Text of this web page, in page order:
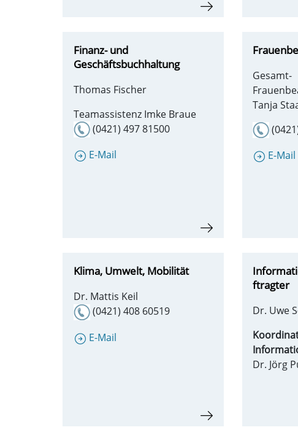
Finanz- und
Geschäftsbuchhaltung
Thomas Fischer
Teamassistenz Imke Braue
(0421) 497 81500
E-Mail
Gesamt-
Tanja
E-Mail
Klima, Umwelt, Mobilität
Dr. Mattis Keil
(0421) 408 60519
E-Mail
ftragter
Dr. Uwe
Dr. Jörg